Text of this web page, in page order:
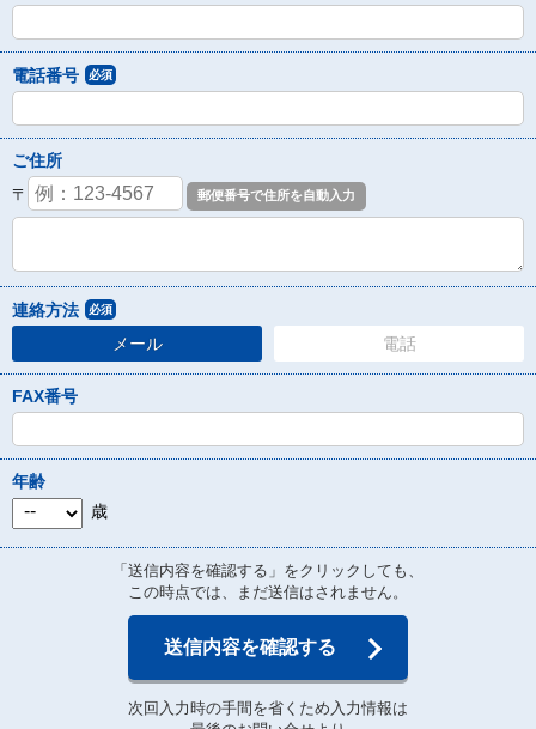
電話番号 必須
ご住所
〒
連絡方法 必須
メール 電話
FAX番号
年齢
歳
「送信内容を確認する」をクリックしても、
この時点では、まだ送信はされません。
送信内容を確認する
次回入力時の手間を省くため入力情報は